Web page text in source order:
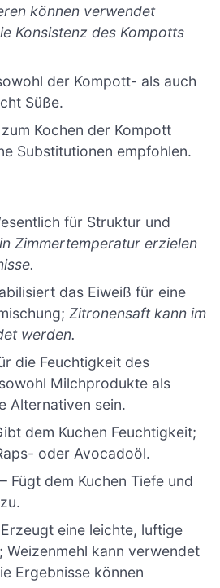
können verwendet
Konsistenz des Kompotts
der Kompott- als auch
Süße.
Kochen der Kompott
Substitutionen empfohlen.
für Struktur und
Zimmertemperatur erzielen
das Eiweiß für eine
Zitronensaft kann im
werden.
die Feuchtigkeit des
Milchprodukte als
Alternativen sein.
dem Kuchen Feuchtigkeit;
oder Avocadoöl.
– Fügt dem Kuchen Tiefe und
eine leichte, luftige
Weizenmehl kann verwendet
Ergebnisse können